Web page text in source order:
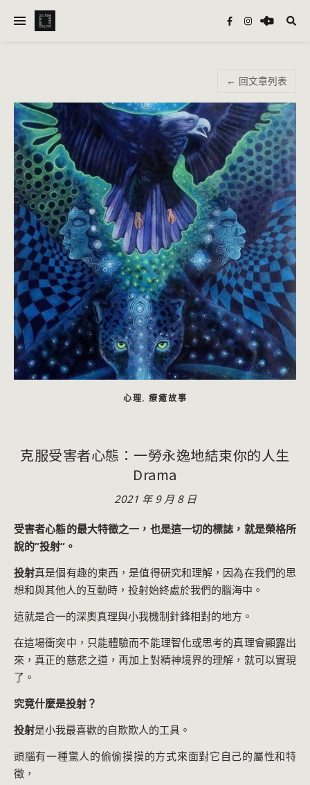
← 回文章列表
心理, 療癒故事
克服受害者心態：一勞永逸地結束你的人生
Drama
2021 年 9 月 8 日
受害者心態的最大特徵之一，也是這一切的標誌，就是榮格所
說的”投射”。
投射真是個有趣的東西，是值得研究和理解，因為在我們的思
想和與其他人的互動時，投射始終處於我們的腦海中。
這就是合一的深奧真理與小我機制針鋒相對的地方。
在這場衝突中，只能體驗而不能理智化或思考的真理會顯露出
來，真正的慈悲之道，再加上對精神境界的理解，就可以實現
了。
究竟什麼是投射？
投射是小我最喜歡的自欺欺人的工具。
頭腦有一種驚人的偷偷摸摸的方式來面對它自己的屬性和特
徵，